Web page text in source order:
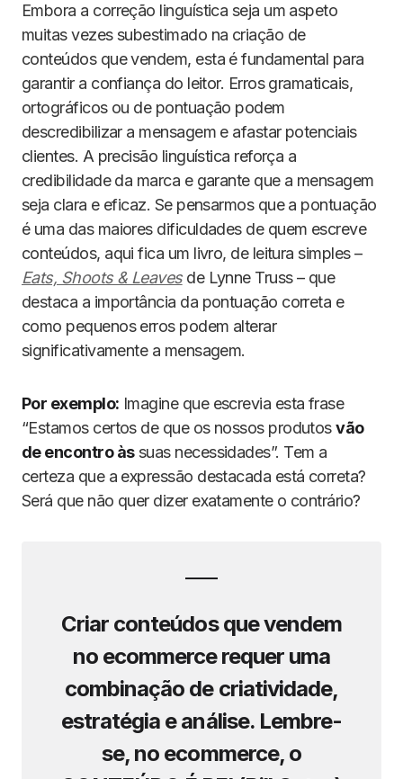
Embora a correção linguística seja um aspeto
muitas vezes subestimado na criação de
conteúdos que vendem, esta é fundamental para
garantir a confiança do leitor. Erros gramaticais,
ortográficos ou de pontuação podem
descredibilizar a mensagem e afastar potenciais
clientes. A precisão linguística reforça a
credibilidade da marca e garante que a mensagem
seja clara e eficaz. Se pensarmos que a pontuação
é uma das maiores dificuldades de quem escreve
conteúdos, aqui fica um livro, de leitura simples –
Eats, Shoots & Leavesde Lynne Truss – que
destaca a importância da pontuação correta e
como pequenos erros podem alterar
significativamente a mensagem.
Por exemplo: Imagine que escrevia esta frase
“Estamos certos de que os nossos produtosvão
de encontro àssuas necessidades”. Tem a
certeza que a expressão destacada está correta?
Será que não quer dizer exatamente o contrário?
Criar conteúdos que vendem
no ecommerce requer uma
combinação de criatividade,
estratégia e análise. Lembre-
se, no ecommerce, o